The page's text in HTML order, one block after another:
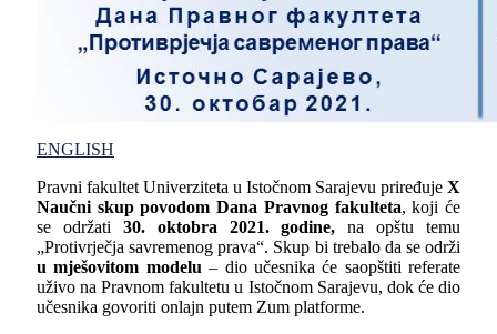
ENGLISH
Pravni fakultet Univerziteta u Istočnom Sarajevu priređuje X
Naučni skup povodom Dana Pravnog fakulteta, koji će
se održati 30. oktobra 2021. godine, na opštu temu
„Protivrječja savremenog prava“. Skup bi trebalo da se održi
u mješovitom modelu – dio učesnika će saopštiti referate
uživo na Pravnom fakultetu u Istočnom Sarajevu, dok će dio
učesnika govoriti onlajn putem Zum platforme.